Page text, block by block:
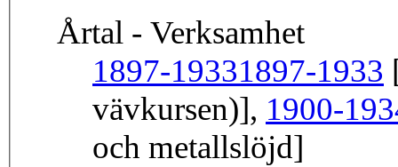
Årtal - Verksamhet
1897-19331897-1933
vävkursen)], 1900-
och metallslöjd]